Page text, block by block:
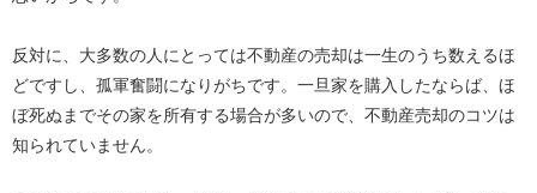
反対に、大多数の人にとっては不動産の売却は一生のうち数えるほ
どですし、孤軍奮闘になりがちです。一旦家を購入したならば、ほ
ぼ死ぬまでその家を所有する場合が多いので、不動産売却のコツは
知られていません。